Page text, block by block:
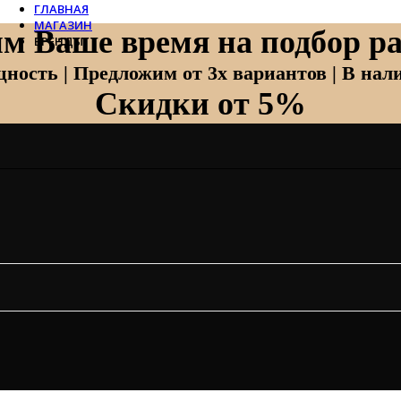
Ваше время на подбор
| Предложим от 3х вариантов | В
Скидки от 5%
ГЛАВНАЯ
МАГАЗИН
БРЕНДЫ
Zehnder
Zehnder Charleston
Loten
Mitsubishi Electric
Systemair